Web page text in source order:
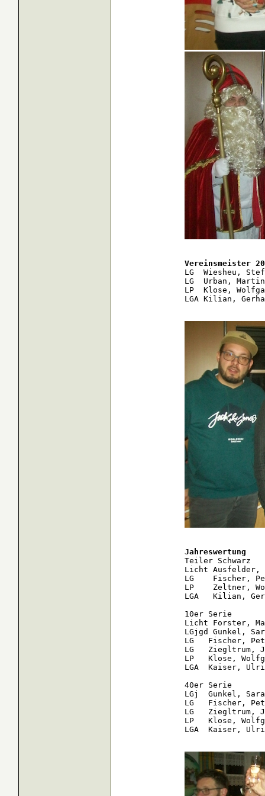
Vereinsmeister
LG  Wiesheu,
LG  Urban,
LP  Klose,
LGA Kilian,
Jahreswertung
Teiler Schwarz
Licht Ausfelder,
LG    Fischer,
LP    Zeltner,
LGA   Kilian,
10er Serie
Licht Forster,
LGjgd Gunkel,
LG   Fischer,
LG   Ziegltrum,
LP   Klose,
LGA  Kaiser,
40er Serie
LGj  Gunkel,
LG   Fischer,
LG   Ziegltrum,
LP   Klose,
LGA  Kaiser,